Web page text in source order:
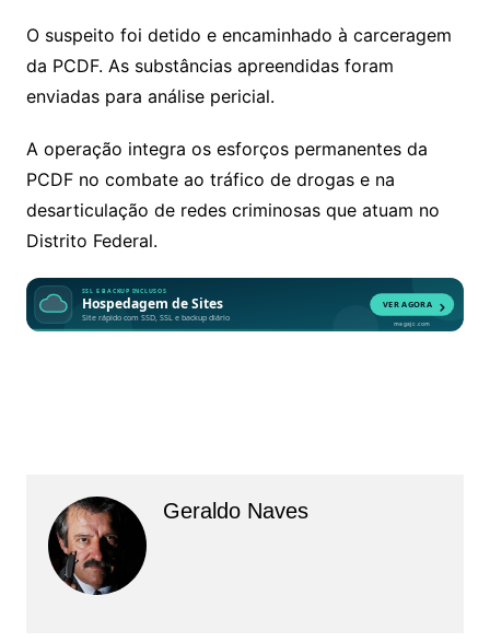
O suspeito foi detido e encaminhado à carceragem
da PCDF. As substâncias apreendidas foram
enviadas para análise pericial.
A operação integra os esforços permanentes da
PCDF no combate ao tráfico de drogas e na
desarticulação de redes criminosas que atuam no
Distrito Federal.
Geraldo Naves